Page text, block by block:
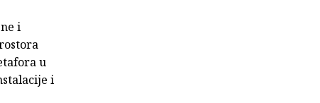
i
u
i